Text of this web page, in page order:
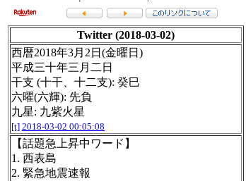
Twitter (2018-03-02)
西暦2018年3月2日(金曜日)
平成三十年三月二日
干支 (十干、十二支): 癸巳
六曜(六輝): 先負
九星: 九紫火星
[t] 2018-03-02 00:05:08
【話題急上昇中ワード】
1. 西表島
2. 緊急地震速報